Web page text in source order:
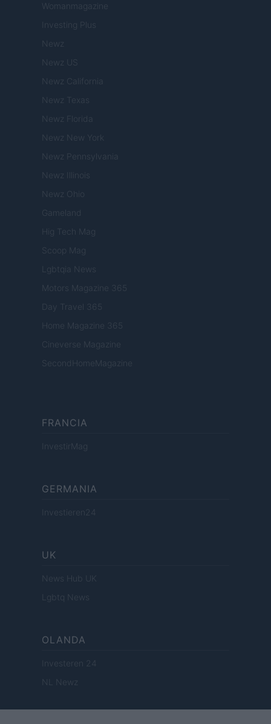
Womanmagazine
Investing Plus
Newz
Newz US
Newz California
Newz Texas
Newz Florida
Newz New York
Newz Pennsylvania
Newz Illinois
Newz Ohio
Gameland
Hig Tech Mag
Scoop Mag
Lgbtqia News
Motors Magazine 365
Day Travel 365
Home Magazine 365
Cineverse Magazine
SecondHomeMagazine
FRANCIA
InvestirMag
GERMANIA
Investieren24
UK
News Hub UK
Lgbtq News
OLANDA
Investeren 24
NL Newz